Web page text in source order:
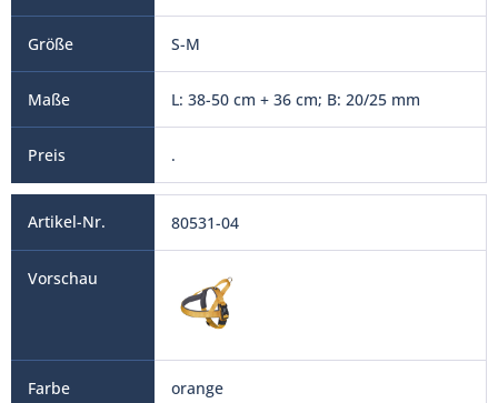
S-M
L: 38-50 cm + 36 cm; B: 20/25 mm
.
80531-04
orange